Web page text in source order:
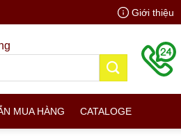
Giới thiệu
MUA HÀNG CATALOGE